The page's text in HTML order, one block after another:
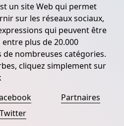
un site Web qui permet
sur les réseaux sociaux,
qui peuvent être
plus de 20.000
de nombreuses catégories.
cliquez simplement sur
Twitter
Partnaires